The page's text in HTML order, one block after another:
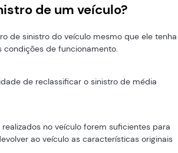
de um veículo?
de sinistro do veículo mesmo que ele tenha
de funcionamento.
de reclassificar o sinistro de média
no veículo forem suficientes para
ao veículo as características originais